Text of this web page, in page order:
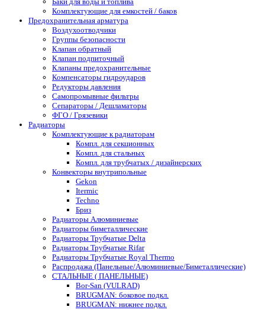
Комплектующие для емкостей / баков
Предохранительная арматура
Воздухоотводчики
Группы безопасности
Клапан обратный
Клапан подпиточный
Клапаны предохранительные
Компенсаторы гидроударов
Редукторы давления
Самопромывные фильтры
Сепараторы / Дешламаторы
ФГО / Грязевики
Радиаторы
Комплектующие к радиаторам
Компл. для секционных
Компл. для стальных
Компл. для трубчатых / дизайнерских
Конвекторы внутрипольные
Gekon
Itermic
Techno
Бриз
Радиаторы Алюминиевые
Радиаторы биметаллические
Радиаторы Трубчатые Delta
Радиаторы Трубчатые Rifar
Радиаторы Трубчатые Royal Thermo
Распродажа (Панельные/Алюминиевые/Биметаллические)
СТАЛЬНЫЕ ( ПАНЕЛЬНЫЕ)
Bor-San (VULRAD)
BRUGMAN: боковое подкл.
BRUGMAN: нижнее подкл.